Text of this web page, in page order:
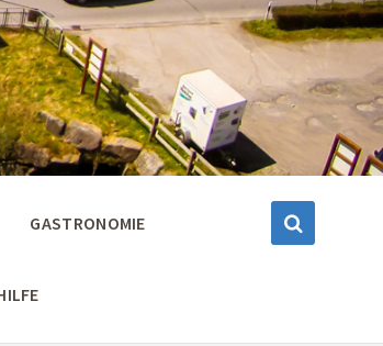
GASTRONOMIE